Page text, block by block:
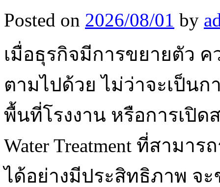
Posted on 2026/08/01 by
เมื่อธุรกิจมีการขยายตัว
ตามไปด้วย ไม่ว่าจะเป็นก
พื้นที่โรงงาน หรือการเปิ
Water Treatment ที่สามา
ได้อย่างมีประสิทธิภาพ จ